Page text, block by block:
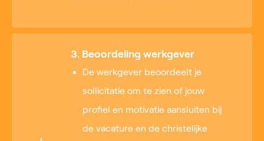
3. Beoordeling werkgever
De werkgever beoordeelt je
sollicitatie om te zien of jouw
profiel en motivatie aansluiten bij
de vacature en de christelijke